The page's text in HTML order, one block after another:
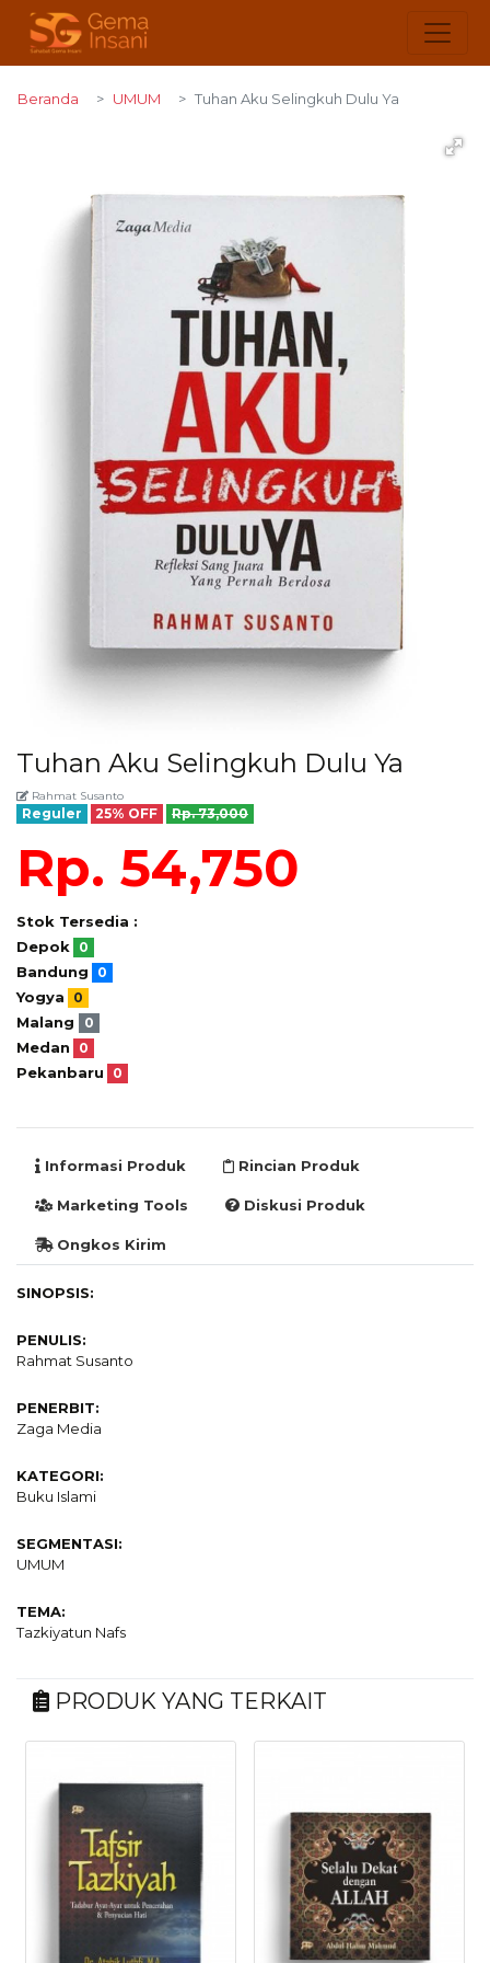
Beranda UMUM Tuhan Aku Selingkuh Dulu Ya
Tuhan Aku Selingkuh Dulu Ya
Rahmat Susanto
Reguler 25% OFF Rp. 73,000
Rp. 54,750
Stok Tersedia :
Depok
0
Bandung 0
Yogya 0
Malang 0
Medan 0
Pekanbaru 0
Informasi Produk Rincian Produk
Marketing Tools Diskusi Produk
Ongkos Kirim
SINOPSIS:
PENULIS:
Rahmat Susanto
PENERBIT:
Zaga Media
KATEGORI:
Buku Islami
SEGMENTASI:
UMUM
TEMA:
Tazkiyatun Nafs
PRODUK YANG TERKAIT